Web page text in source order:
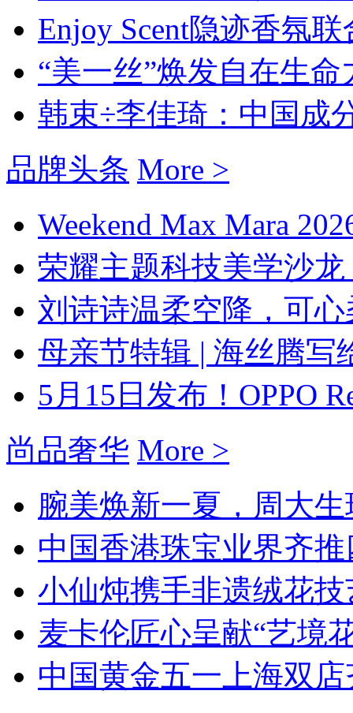
Enjoy Scent隐迹香氛
“美一丝”焕发自在生命
韩束÷李佳琦：中国成
品牌头条 More >
Weekend Max Mara
荣耀主题科技美学沙
刘诗诗温柔空降，可
母亲节特辑 | 海丝腾写
5月15日发布！OPPO
尚品奢华 More >
腕美焕新一夏，周大
中国香港珠宝业界齐
小仙炖携手非遗绒花
麦卡伦匠心呈献“艺境
中国黄金五一上海双